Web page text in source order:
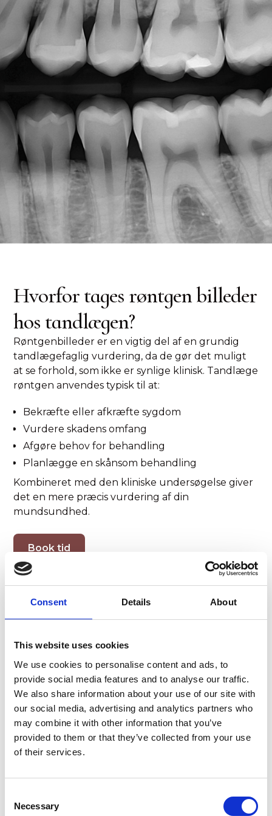
Consent Details About
This website uses cookies
We use cookies to personalise content and ads, to
provide social media features and to analyse our traffic.
We also share information about your use of our site with
our social media, advertising and analytics partners who
may combine it with other information that you’ve
provided to them or that they’ve collected from your use
of their services.
Selection
Necessary
Hvorfor tages røntgen billeder
hos tandlægen?
Røntgenbilleder er en vigtig del af en grundig
tandlægefaglig vurdering, da de gør det muligt
at se forhold, som ikke er synlige klinisk. Tandlæge
røntgen anvendes typisk til at:
Bekræfte eller afkræfte sygdom
Vurdere skadens omfang
Afgøre behov for behandling
Planlægge en skånsom behandling
Kombineret med den kliniske undersøgelse giver
det en mere præcis vurdering af din
mundsundhed.
Book tid